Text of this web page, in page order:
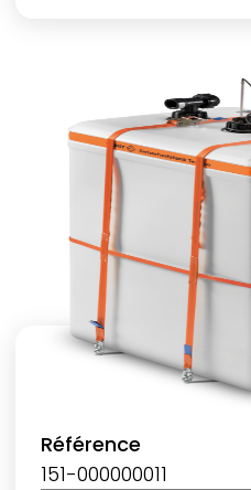
Référence
151-000000011